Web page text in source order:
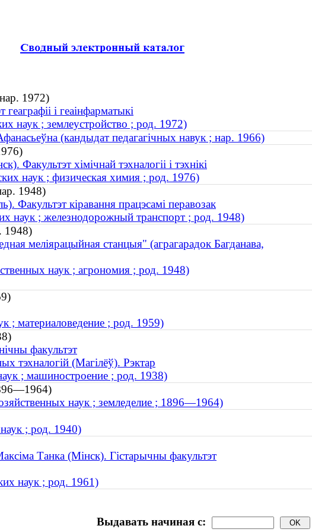
1972)
і геаінфарматыкі
наук ; землеустройство ; род. 1972)
(кандыдат педагагічных навук ; нар. 1966)
Факультэт хімічнай тэхналогіі і тэхнікі
наук ; физическая химия ; род. 1976)
1948)
Факультэт кіравання працэсамі перавозак
наук ; железнодорожный транспорт ; род. 1948)
1948)
меліярацыйная станцыя" (аграгарадок Багданава,
наук ; агрономия ; род. 1948)
; материаловедение ; род. 1959)
факультэт
тэхналогій (Магілёў). Рэктар
; машиностроение ; род. 1938)
наук ; земледелие ; 1896—1964)
; род. 1940)
Танка (Мінск). Гістарычны факультэт
наук ; род. 1961)
Выдавать начиная с: